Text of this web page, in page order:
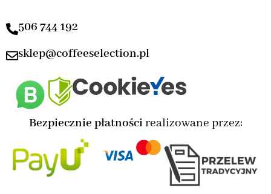
506 744 192
sklep@coffeeselection.pl
Bezpiecznie płatnościrealizowane przez: